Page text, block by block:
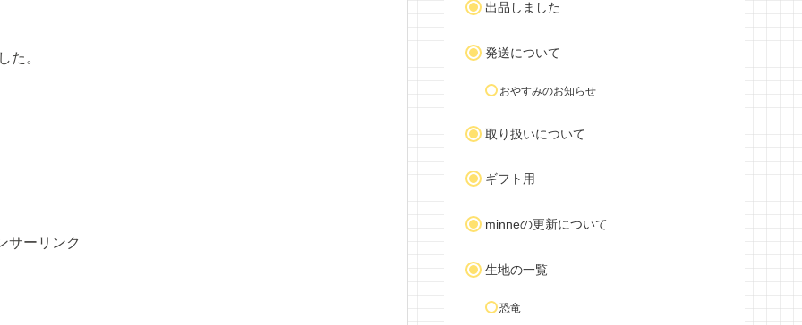
た。
サーリンク
出品しました
発送について
おやすみのお知らせ
取り扱いについて
ギフト用
minneの更新について
生地の一覧
恐竜